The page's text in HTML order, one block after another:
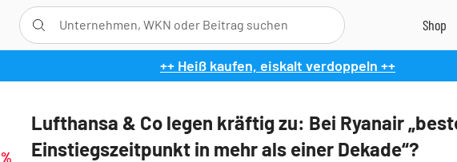
++ Heiß kaufen, eiskalt verdoppeln ++
Lufthansa & Co legen kräftig zu: Bei Ryanair
Einstiegszeitpunkt in mehr als einer Dekade“?
%